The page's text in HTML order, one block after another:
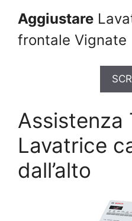
Aggiustare
frontale Vignate
Assistenza
Lavatrice
dall’alto